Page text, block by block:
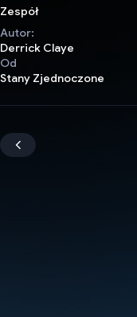
Zespół
Autor:
Derrick Claye
Od
Stany Zjednoczone